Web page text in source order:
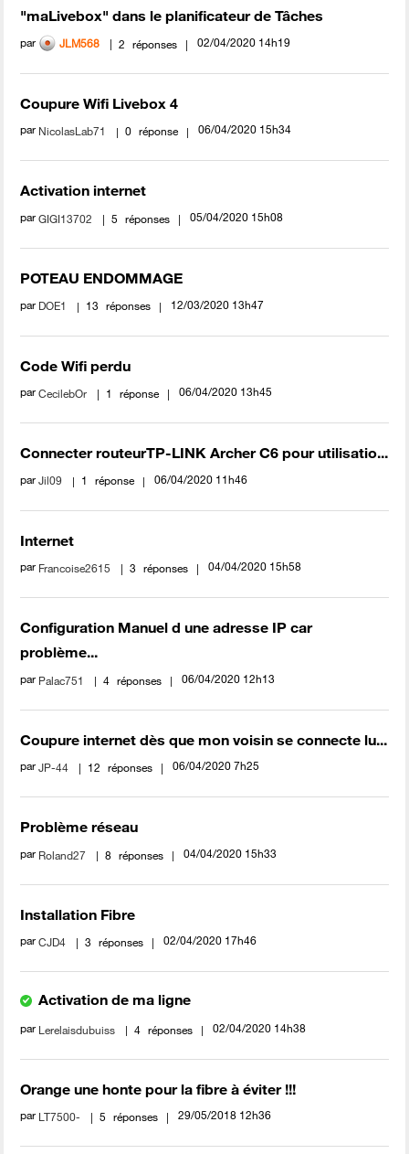
"maLivebox" dans le planificateur de Tâches
par JLM568 2 réponses ‎02/04/2020 14h19
Coupure Wifi Livebox 4
par NicolasLab71 0 réponse ‎06/04/2020 15h34
Activation internet
parGIGI13702 5 réponses ‎05/04/2020 15h08
POTEAU ENDOMMAGE
par DOE1 13 réponses ‎12/03/2020 13h47
Code Wifi perdu
parCecilebOr 1 réponse ‎06/04/2020 13h45
Connecter routeurTP-LINK Archer C6 pour utilisatio...
parJil09 1 réponse ‎06/04/2020 11h46
Internet
par Francoise2615 3 réponses ‎04/04/2020 15h58
Configuration Manuel d une adresse IP car
problème...
par Palac751 4 réponses ‎06/04/2020 12h13
Coupure internet dès que mon voisin se connecte lu...
parJP-44 12 réponses ‎06/04/2020 7h25
Problème réseau
par Roland27 8 réponses ‎04/04/2020 15h33
Installation Fibre
parCJD4 3 réponses ‎02/04/2020 17h46
Activation de ma ligne
par Lerelaisdubuiss 4 réponses ‎02/04/2020 14h38
Orange une honte pour la fibre à éviter !!!
par LT7500- 5 réponses ‎29/05/2018 12h36